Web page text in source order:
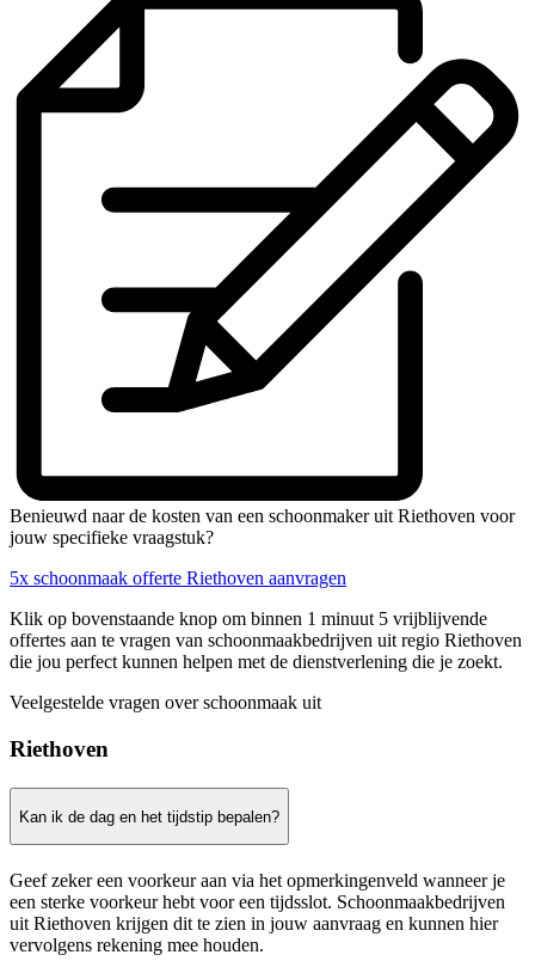
Benieuwd naar de kosten van een schoonmaker uit Riethoven voor
jouw specifieke vraagstuk?
5x schoonmaak offerte Riethoven aanvragen
Klik op bovenstaande knop om binnen 1 minuut 5 vrijblijvende
offertes aan te vragen van schoonmaakbedrijven uit regio Riethoven
die jou perfect kunnen helpen met de dienstverlening die je zoekt.
Veelgestelde vragen over schoonmaak uit
Riethoven
Kan ik de dag en het tijdstip bepalen?
Geef zeker een voorkeur aan via het opmerkingenveld wanneer je
een sterke voorkeur hebt voor een tijdsslot. Schoonmaakbedrijven
uit Riethoven krijgen dit te zien in jouw aanvraag en kunnen hier
vervolgens rekening mee houden.